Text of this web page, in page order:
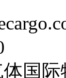
国